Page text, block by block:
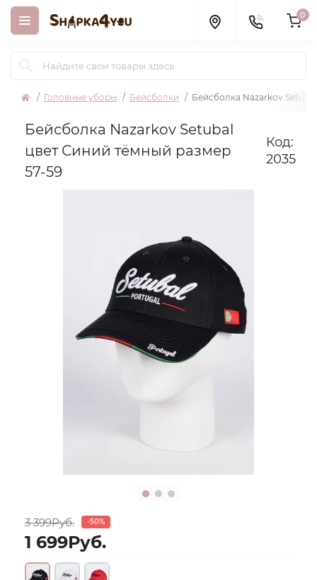
0
Головные уборы Бейсболки Бейсболка Nazarkov
Бейсболка Nazarkov Setubal
цвет Синий тёмный размер
57-59
Код:
2035
3 399Руб. -50%
1 699Руб.